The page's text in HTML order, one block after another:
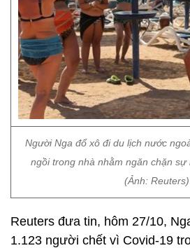
Người Nga đổ xô đi du lịch nước
ngồi trong nhà nhằm ngăn chặn sự
(Ảnh: Reuters)
Reuters đưa tin, hôm 27/10,
1.123 người chết vì Covid-19